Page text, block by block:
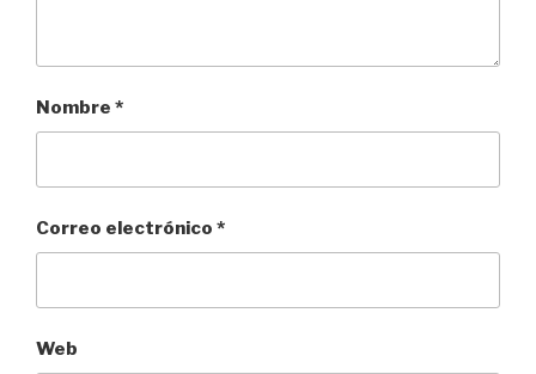
Nombre *
Correo electrónico *
Web